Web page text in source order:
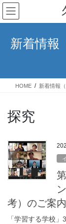
コ
ン
テ
キ
ナ
ビ
ゲ
に
新着情報
HOME 新着情報
探究
考）のご案
「学習する学校